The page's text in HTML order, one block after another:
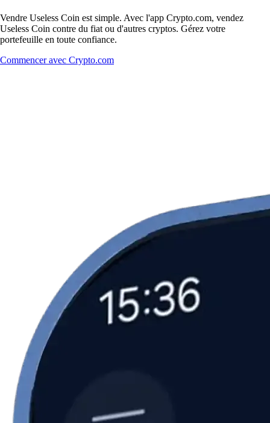
Vendre Useless Coin est simple. Avec l'app Crypto.com, vendez
Useless Coin contre du fiat ou d'autres cryptos. Gérez votre
portefeuille en toute confiance.
Commencer avec Crypto.com